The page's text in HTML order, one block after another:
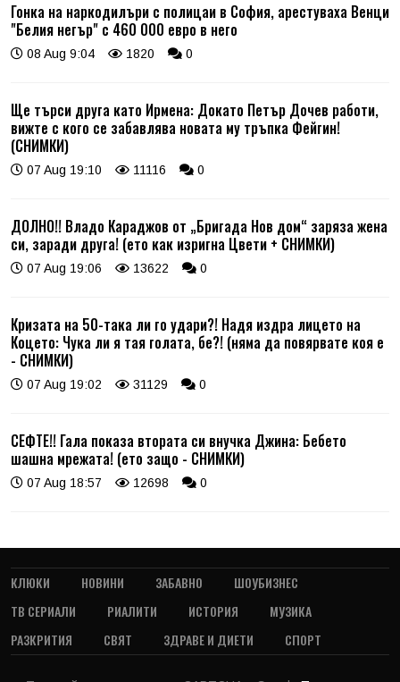
Гонка на наркодилъри с полицаи в София, арестуваха Венци
"Белия негър" с 460 000 евро в него
08 Aug 9:04 1820 0
Ще търси друга като Ирмена: Докато Петър Дочев работи,
вижте с кого се забавлява новата му тръпка Фейгин!
(СНИМКИ)
07 Aug 19:10 11116 0
ДОЛНО!! Владо Караджов от „Бригада Нов дом“ заряза жена
си, заради друга! (ето как изригна Цвети + СНИМКИ)
07 Aug 19:06 13622 0
Кризата на 50-така ли го удари?! Надя издра лицето на
Коцето: Чука ли я тая голата, бе?! (няма да повярвате коя е
- СНИМКИ)
07 Aug 19:02 31129 0
СЕФТЕ!! Гала показа втората си внучка Джина: Бебето
шашна мрежата! (ето защо - СНИМКИ)
07 Aug 18:57 12698 0
КЛЮКИ НОВИНИ ЗАБАВНО
ШОУБИЗНЕС
ТВ СЕРИАЛИ
РИАЛИТИ ИСТОРИЯ
МУЗИКА
РАЗКРИТИЯ
СВЯТ ЗДРАВЕ И ДИЕТИ СПОРТ